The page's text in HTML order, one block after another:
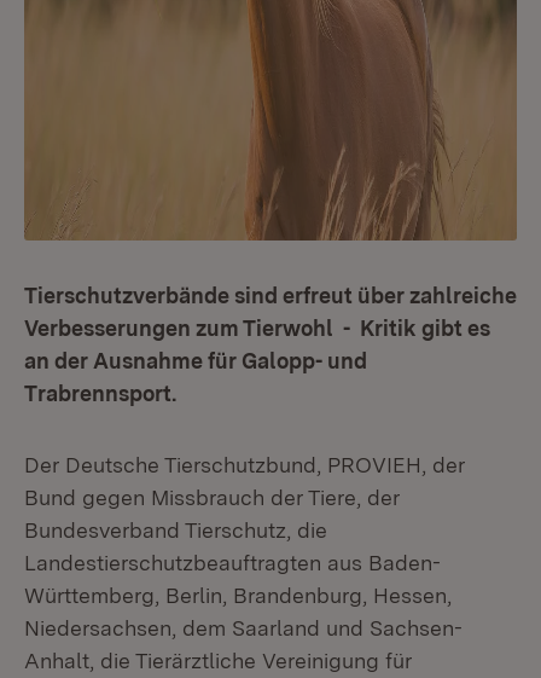
Tierschutzverbände sind erfreut über zahlreiche
Verbesserungen zum Tierwohl - Kritik gibt es
an der Ausnahme für Galopp- und
Trabrennsport.
Der Deutsche Tierschutzbund, PROVIEH, der
Bund gegen Missbrauch der Tiere, der
Bundesverband Tierschutz, die
Landestierschutzbeauftragten aus Baden-
Württemberg, Berlin, Brandenburg, Hessen,
Niedersachsen, dem Saarland und Sachsen-
Anhalt, die Tierärztliche Vereinigung für